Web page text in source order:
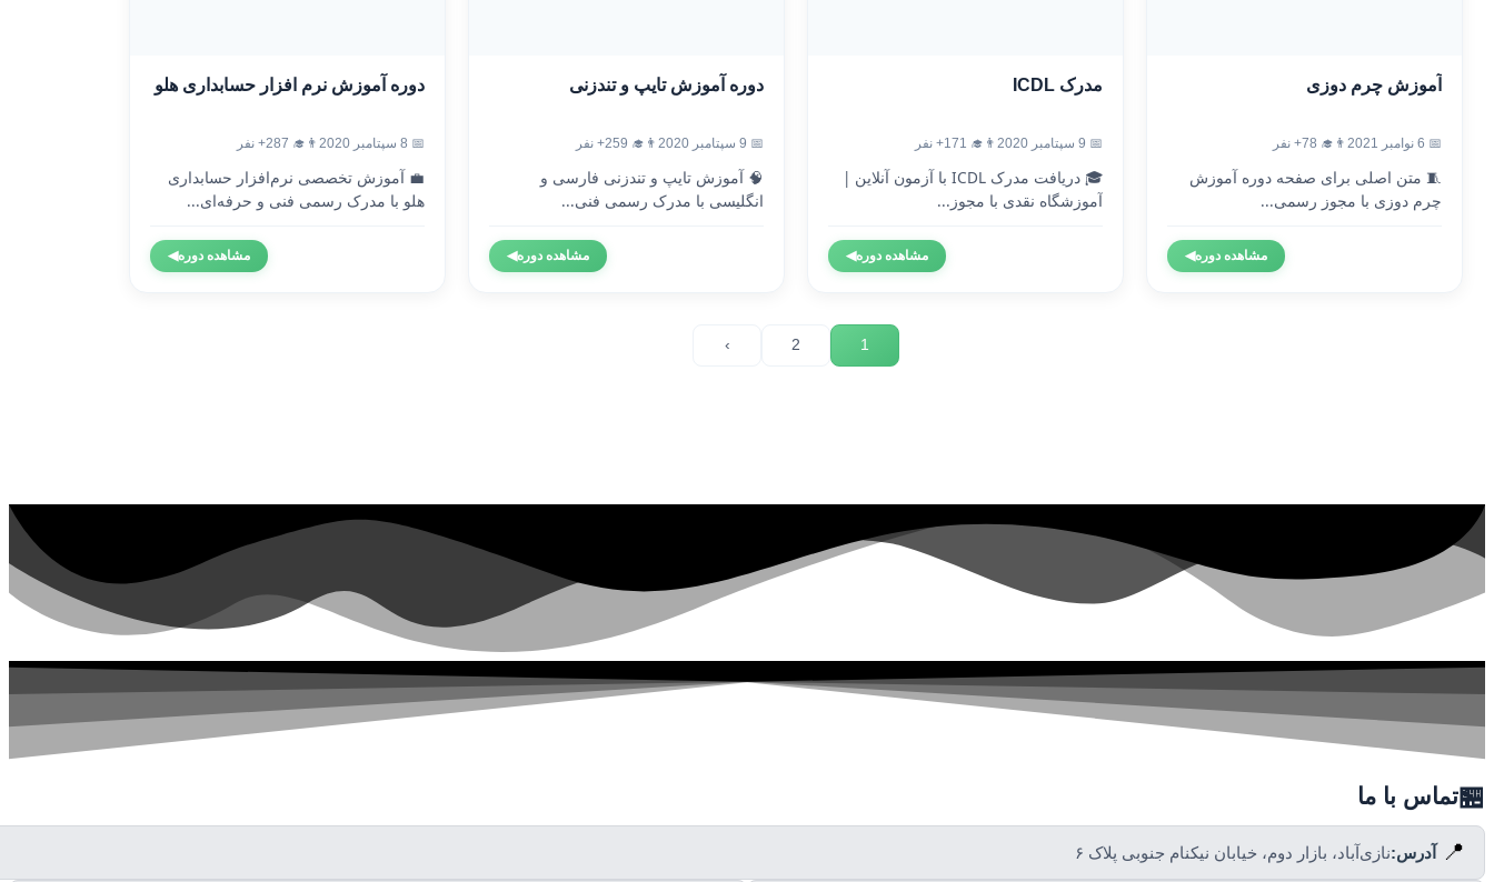
آموزش چرم دوزی
📅 6 نوامبر 2021 👨‍🎓 78+ نفر
🧵 متن اصلی برای صفحه دوره آموزش
چرم دوزی با مجوز رسمی...
مشاهده دوره◀
مدرک ICDL
📅 9 سپتامبر 2020 👨‍🎓 171+ نفر
🎓 دریافت مدرک ICDL با آزمون آنلاین |
آموزشگاه نقدی با مجوز...
مشاهده دوره◀
دوره آموزش تایپ و تندزنی
📅 9 سپتامبر 2020 👨‍🎓 259+ نفر
🧠 آموزش تایپ و تندزنی فارسی و
انگلیسی با مدرک رسمی فنی...
مشاهده دوره◀
دوره آموزش نرم افزار حسابداری هلو
📅 8 سپتامبر 2020 👨‍🎓 287+ نفر
💼 آموزش تخصصی نرم‌افزار حسابداری
هلو با مدرک رسمی فنی و حرفه‌ای...
مشاهده دوره◀
1
2
›
🏪تماس با ما
📍 آدرس:نازی‌آباد، بازار دوم، خیابان نیکنام جنوبی پلاک ۶